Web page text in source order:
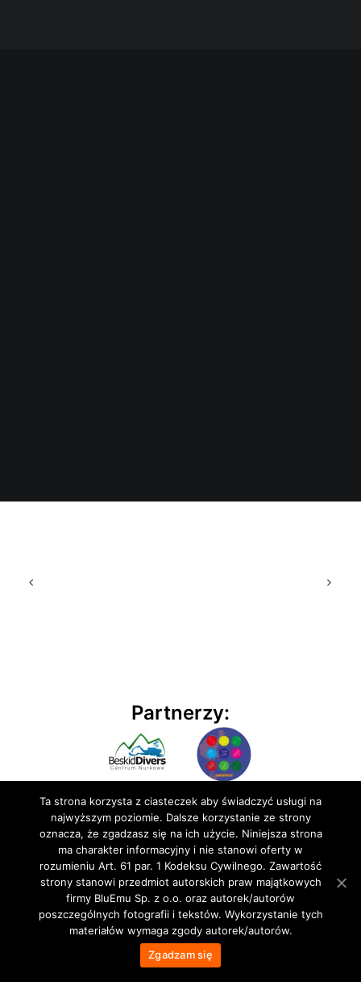
Partnerzy:
© 2020 BluEmu sp. z o.o. Wszelkie prawa zastrzeżone
Ta strona korzysta z ciasteczek aby świadczyć usługi na
najwyższym poziomie. Dalsze korzystanie ze strony
oznacza, że zgadzasz się na ich użycie. Niniejsza strona
ma charakter informacyjny i nie stanowi oferty w
rozumieniu Art. 61 par. 1 Kodeksu Cywilnego. Zawartość
strony stanowi przedmiot autorskich praw majątkowych
firmy BluEmu Sp. z o.o. oraz autorek/autorów
poszczególnych fotografii i tekstów. Wykorzystanie tych
materiałów wymaga zgody autorek/autorów.
Zgadzam się